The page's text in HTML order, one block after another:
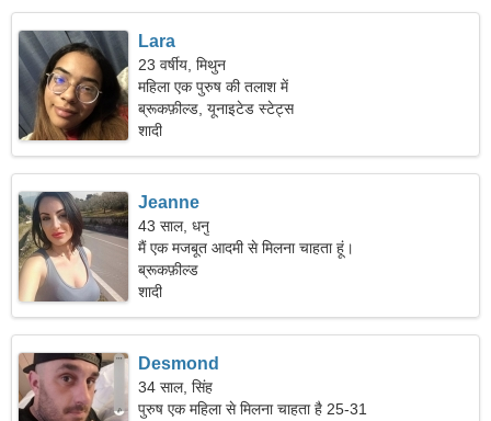
Lara
23 वर्षीय, मिथुन
महिला एक पुरुष की तलाश में
ब्रूकफ़ील्ड, यूनाइटेड स्टेट्स
शादी
Jeanne
43 साल, धनु
मैं एक मजबूत आदमी से मिलना चाहता हूं।
ब्रूकफ़ील्ड
शादी
Desmond
34 साल, सिंह
पुरुष एक महिला से मिलना चाहता है 25-31